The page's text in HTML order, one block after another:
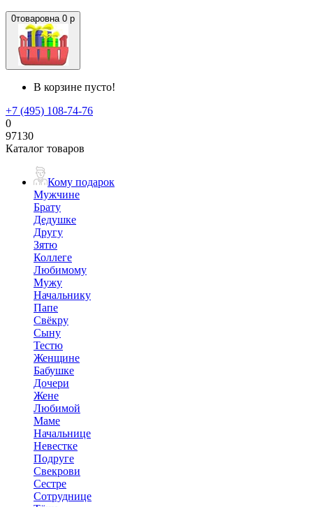
0товаровна 0 р
В корзине пусто!
+7 (495) 108-74-76
0
97130
Каталог товаров
Кому подарок
Мужчине
Брату
Дедушке
Другу
Зятю
Коллеге
Любимому
Мужу
Начальнику
Папе
Свёкру
Сыну
Тестю
Женщине
Бабушке
Дочери
Жене
Любимой
Маме
Начальнице
Невестке
Подруге
Свекрови
Сестре
Сотруднице